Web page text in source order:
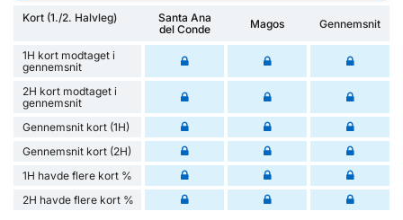
Kort (1./2. Halvleg)
Santa Ana
del Conde
Magos Gennemsnit
1H kort modtaget i
gennemsnit
2H kort modtaget i
gennemsnit
Gennemsnit kort (1H)
Gennemsnit kort (2H)
1H havde flere kort %
2H havde flere kort %